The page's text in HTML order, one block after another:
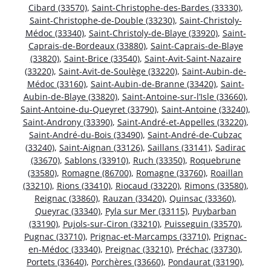
Cibard (33570), Saint-Christophe-des-Bardes (33330),
Saint-Christophe-de-Double (33230), Saint-Christoly-
Médoc (33340), Saint-Christoly-de-Blaye (33920), Saint-
Caprais-de-Bordeaux (33880), Saint-Caprais-de-Blaye
(33820), Saint-Brice (33540), Saint-Avit-Saint-Nazaire
(33220), Saint-Avit-de-Soulège (33220), Saint-Aubin-de-
Médoc (33160), Saint-Aubin-de-Branne (33420), Saint-
Aubin-de-Blaye (33820), Saint-Antoine-sur-l’Isle (33660),
Saint-Antoine-du-Queyret (33790), Saint-Antoine (33240),
Saint-Androny (33390), Saint-André-et-Appelles (33220),
Saint-André-du-Bois (33490), Saint-André-de-Cubzac
(33240), Saint-Aignan (33126), Saillans (33141), Sadirac
(33670), Sablons (33910), Ruch (33350), Roquebrune
(33580), Romagne (86700), Romagne (33760), Roaillan
(33210), Rions (33410), Riocaud (33220), Rimons (33580),
Reignac (33860), Rauzan (33420), Quinsac (33360),
Queyrac (33340), Pyla sur Mer (33115), Puybarban
(33190), Pujols-sur-Ciron (33210), Puisseguin (33570),
Pugnac (33710), Prignac-et-Marcamps (33710), Prignac-
en-Médoc (33340), Preignac (33210), Préchac (33730),
Portets (33640), Porchères (33660), Pondaurat (33190),